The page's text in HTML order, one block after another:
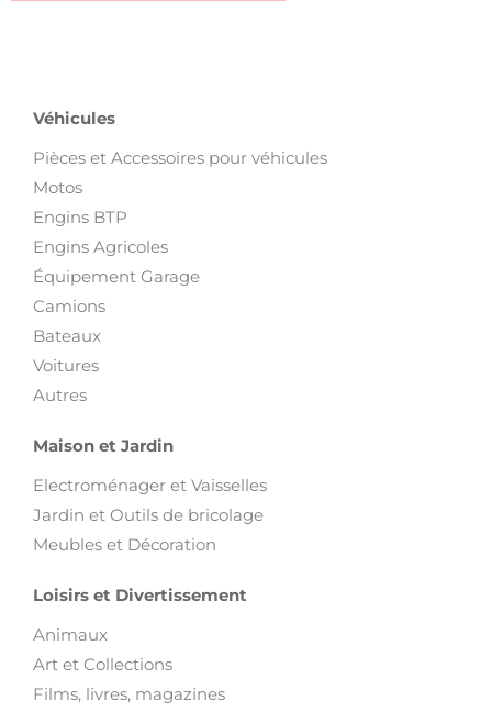
Véhicules
Pièces et Accessoires pour véhicules
Motos
Engins BTP
Engins Agricoles
Équipement Garage
Camions
Bateaux
Voitures
Autres
Maison et Jardin
Electroménager et Vaisselles
Jardin et Outils de bricolage
Meubles et Décoration
Loisirs et Divertissement
Animaux
Art et Collections
Films, livres, magazines